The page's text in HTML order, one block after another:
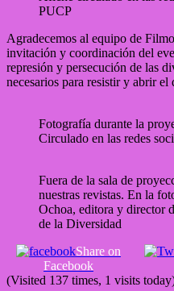
PUCP
Agradecemos al equipo de
invitación y coordinación del
represión y persecución de las
necesarios para resistir y abrir el
Fotografía durante la
Circulado en las redes
Fuera de la sala de
nuestras revistas. En la
Ochoa, editora y director
de la Diversidad
Share on
Facebook
(Visited 137 times, 1 visits